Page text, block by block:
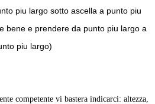
piu largo sotto ascella a punto piu
bene e prendere da punto piu largo a
piu largo)
competente vi bastera indicarci: altezza,